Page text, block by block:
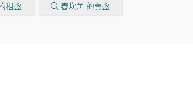
租盤 舂坎角 的賣盤